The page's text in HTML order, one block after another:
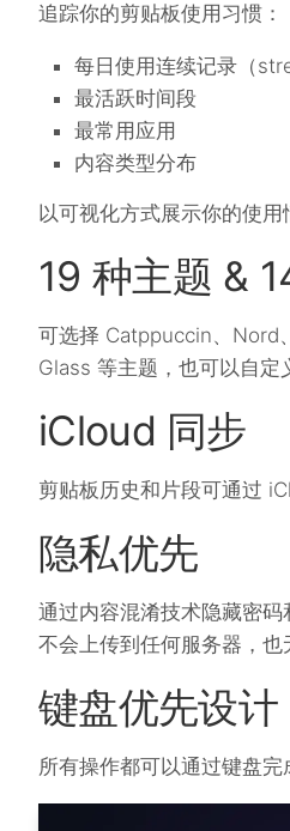
追踪你的剪贴板使用习惯：
每日使用连续记录（
最活跃时间段
最常用应用
内容类型分布
以可视化方式展示你的使用
19 种主题 &
可选择 Catppuccin、Nord
Glass 等主题，也可以自定
iCloud 同步
剪贴板历史和片段可通过
隐私优先
通过内容混淆技术隐藏密
不会上传到任何服务器，也
键盘优先设计
所有操作都可以通过键盘完